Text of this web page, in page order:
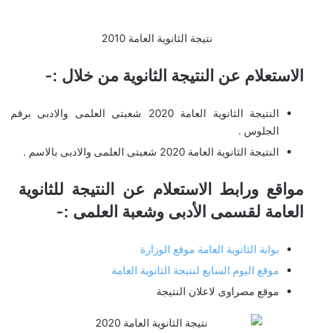
نتيجة الثانوية العامة 2010
الاستعلام عن النتيجة الثانوية من خلال :-
النتيجة الثانوية العامة 2020 شعبتى العلمى والادبى برقم
الجلوس .
النتيجة الثانوية العامة 2020 شعبتى العلمى والادبى بالاسم .
مواقع ورابط الاستعلام عن النتيجة للثانوية
العامة لقسمى الأدبى وشعبة العلمى :-
بوابة الثانوية العامة موقع الوزارة
موقع اليوم السابع لنتيجة الثانوية العامة
موقع مصراوى لاعلان النتيجة